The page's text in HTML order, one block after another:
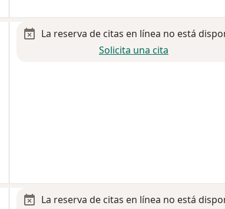
La reserva de citas en línea no está
Solicita una cita
La reserva de citas en línea no está